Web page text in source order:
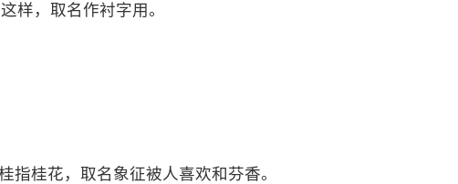
样，取名作衬字用。
桂花，取名象征被人喜欢和芬香。